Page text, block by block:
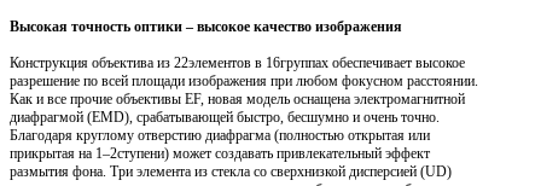
Высокая точность оптики – высокое качество изображения
Конструкция объектива из 22элементов в 16группах обеспечивает высокое
разрешение по всей площади изображения при любом фокусном расстоянии.
Как и все прочие объективы EF, новая модель оснащена электромагнитной
диафрагмой (EMD), срабатывающей быстро, бесшумно и очень точно.
Благодаря круглому отверстию диафрагма (полностью открытая или
прикрытая на 1–2ступени) может создавать привлекательный эффект
размытия фона. Три элемента из стекла со сверхнизкой дисперсией (UD)